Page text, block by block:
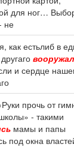
для ног…
не
как естьлиб в
и сердце
прочь от
- такими
мамы и папы
под окна